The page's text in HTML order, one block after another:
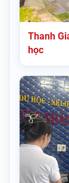
Thanh
học